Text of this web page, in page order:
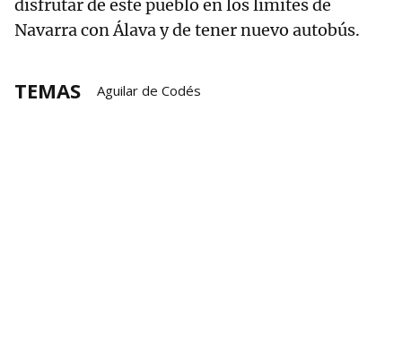
disfrutar de este pueblo en los límites de
Navarra con Álava y de tener nuevo autobús.
TEMAS Aguilar de Codés